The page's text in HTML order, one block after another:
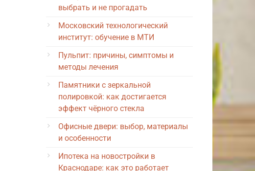
выбрать и не прогадать
Московский технологический
институт: обучение в МТИ
Пульпит: причины, симптомы и
методы лечения
Памятники с зеркальной
полировкой: как достигается
эффект чёрного стекла
Офисные двери: выбор, материалы
и особенности
Ипотека на новостройки в
Краснодаре: как это работает